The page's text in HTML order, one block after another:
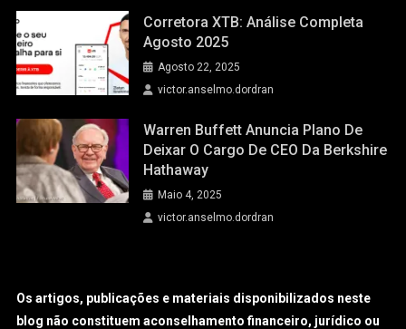
Corretora XTB: Análise Completa
Agosto 2025
Agosto 22, 2025
victor.anselmo.dordran
Warren Buffett Anuncia Plano De
Deixar O Cargo De CEO Da Berkshire
Hathaway
Maio 4, 2025
victor.anselmo.dordran
Os artigos, publicações e materiais disponibilizados neste
blog não constituem aconselhamento financeiro, jurídico ou